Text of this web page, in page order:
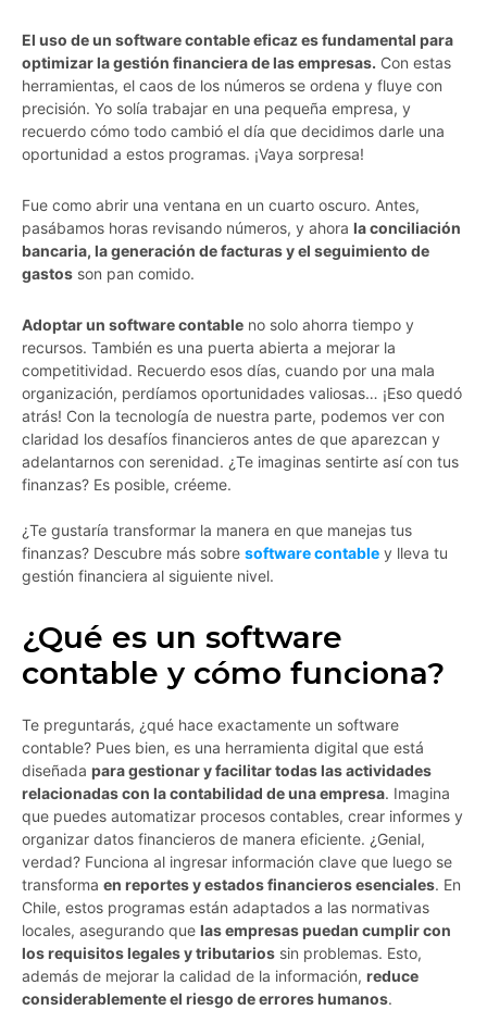
El uso de un software contable eficaz es fundamental para
optimizar la gestión financiera de las empresas. Con estas
herramientas, el caos de los números se ordena y fluye con
precisión. Yo solía trabajar en una pequeña empresa, y
recuerdo cómo todo cambió el día que decidimos darle una
oportunidad a estos programas. ¡Vaya sorpresa!
Fue como abrir una ventana en un cuarto oscuro. Antes,
pasábamos horas revisando números, y ahora la conciliación
bancaria, la generación de facturas y el seguimiento de
gastos son pan comido.
Adoptar un software contable no solo ahorra tiempo y
recursos. También es una puerta abierta a mejorar la
competitividad. Recuerdo esos días, cuando por una mala
organización, perdíamos oportunidades valiosas… ¡Eso quedó
atrás! Con la tecnología de nuestra parte, podemos ver con
claridad los desafíos financieros antes de que aparezcan y
adelantarnos con serenidad. ¿Te imaginas sentirte así con tus
finanzas? Es posible, créeme.
¿Te gustaría transformar la manera en que manejas tus
finanzas? Descubre más sobre software contable y lleva tu
gestión financiera al siguiente nivel.
¿Qué es un software
contable y cómo funciona?
Te preguntarás, ¿qué hace exactamente un software
contable? Pues bien, es una herramienta digital que está
diseñada para gestionar y facilitar todas las actividades
relacionadas con la contabilidad de una empresa. Imagina
que puedes automatizar procesos contables, crear informes y
organizar datos financieros de manera eficiente. ¿Genial,
verdad? Funciona al ingresar información clave que luego se
transforma en reportes y estados financieros esenciales. En
Chile, estos programas están adaptados a las normativas
locales, asegurando que las empresas puedan cumplir con
los requisitos legales y tributarios sin problemas. Esto,
además de mejorar la calidad de la información, reduce
considerablemente el riesgo de errores humanos.